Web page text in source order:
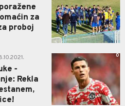
za
proboj
-
Rekla
0